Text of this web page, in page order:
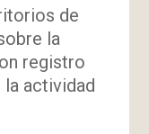
de
la
registro
la actividad